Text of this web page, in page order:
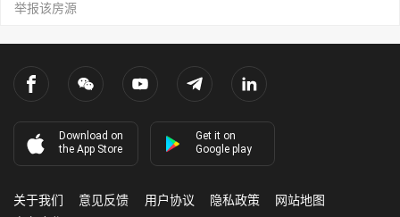
举报该房源
Download on
the App Store
Get it on
Google play
关于我们 意见反馈 用户协议 隐私政策
网站地图